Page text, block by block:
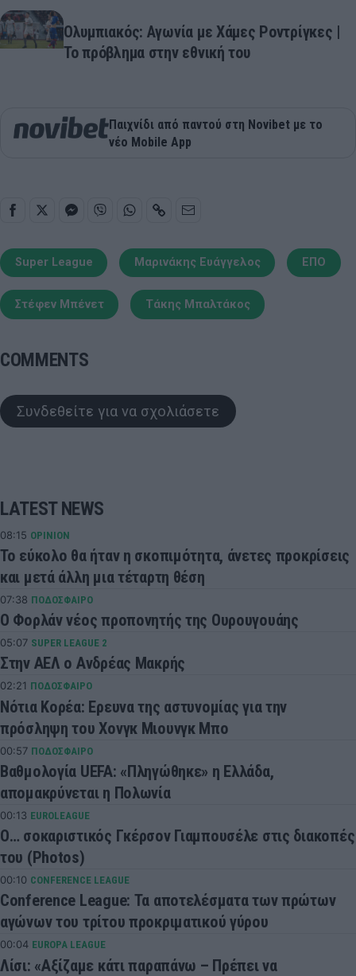
Ολυμπιακός: Αγωνία με Χάμες Ροντρίγκες |
Το πρόβλημα στην εθνική του
Παιχνίδι από παντού στη Novibet με το
νέο Mobile App
Super League Μαρινάκης Ευάγγελος ΕΠΟ
Στέφεν Μπένετ Τάκης Μπαλτάκος
COMMENTS
Συνδεθείτε για να σχολιάσετε
LATEST NEWS
08:15 OPINION
Το εύκολο θα ήταν η σκοπιμότητα, άνετες προκρίσεις
και μετά άλλη μια τέταρτη θέση
07:38 ΠΟΔΟΣΦΑΙΡΟ
Ο Φορλάν νέος προπονητής της Ουρουγουάης
05:07 SUPER LEAGUE 2
Στην ΑΕΛ ο Ανδρέας Μακρής
02:21 ΠΟΔΟΣΦΑΙΡΟ
Νότια Κορέα: Ερευνα της αστυνομίας για την
πρόσληψη του Χονγκ Μιουνγκ Μπo
00:57 ΠΟΔΟΣΦΑΙΡΟ
Βαθμολογία UEFA: «Πληγώθηκε» η Ελλάδα,
απομακρύνεται η Πολωνία
00:13 EUROLEAGUE
Ο… σοκαριστικός Γκέρσον Γιαμπουσέλε στις διακοπές
του (Photos)
00:10 CONFERENCE LEAGUE
Conference League: Τα αποτελέσματα των πρώτων
αγώνων του τρίτου προκριματικού γύρου
00:04 EUROPA LEAGUE
Λίσι: «Αξίζαμε κάτι παραπάνω – Πρέπει να